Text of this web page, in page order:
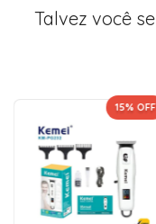
Talvez você
15% OFF